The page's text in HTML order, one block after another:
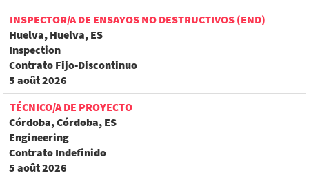
INSPECTOR/A DE ENSAYOS NO DESTRUCTIVOS (END)
Huelva, Huelva, ES
Inspection
Contrato Fijo-Discontinuo
5 août 2026
TÉCNICO/A DE PROYECTO
Córdoba, Córdoba, ES
Engineering
Contrato Indefinido
5 août 2026